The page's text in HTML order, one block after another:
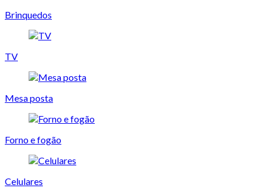
Brinquedos
TV
Mesa posta
Forno e fogão
Celulares